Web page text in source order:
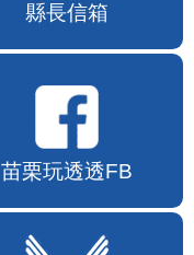
縣長信箱
苗栗玩透透FB